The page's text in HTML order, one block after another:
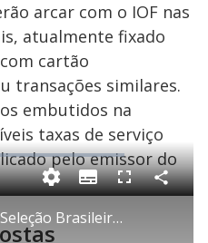
arcar com o IOF nas
atualmente fixado
cartão
transações similares.
embutidos na
taxas de serviço
pelo emissor do
Ancelotti convoca Seleção Brasileira com Vini Jr. e Rodrygo
S
u
b
i
t
F C
o